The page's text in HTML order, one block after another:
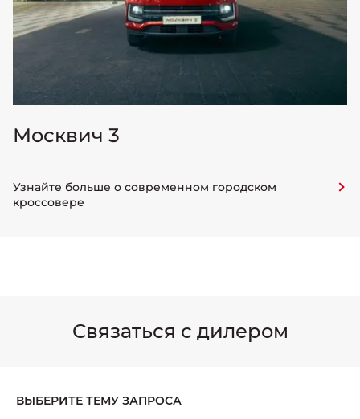
Москвич 3
Узнайте больше о современном городском
кроссовере
Связаться с дилером
ВЫБЕРИТЕ ТЕМУ ЗАПРОСА